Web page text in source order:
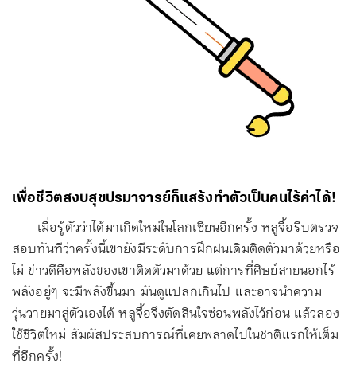
เพื่อชีวิตสงบสุขปรมาจารย์ก็แสร้งทำตัวเป็นคนไร้ค่าได้!
เมื่อรู้ตัวว่าได้มาเกิดใหม่ในโลกเซียนอีกครั้ง หลูจื้อรีบตรวจ
สอบทันทีว่าครั้งนี้เขายังมีระดับการฝึกฝนเดิมติดตัวมาด้วยหรือ
ไม่ ข่าวดีคือพลังของเขาติดตัวมาด้วย แต่การที่ศิษย์สายนอกไร้
พลังอยู่ๆ จะมีพลังขึ้นมา มันดูแปลกเกินไป และอาจนำความ
วุ่นวายมาสู่ตัวเองได้ หลูจื้อจึงตัดสินใจซ่อนพลังไว้ก่อน แล้วลอง
ใช้ชีวิตใหม่ สัมผัสประสบการณ์ที่เคยพลาดไปในชาติแรกให้เต็ม
ที่อีกครั้ง!